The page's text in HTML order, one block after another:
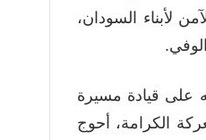
لأبناء السودان،
على قيادة مسيرة
الكرامة، أحوج